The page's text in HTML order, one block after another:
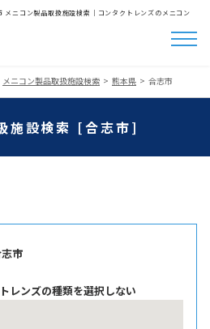
メニコン製品取扱施設検索│コンタクトレンズのメニコン
メニコン製品取扱施設検索 熊本県 合志市
施設検索 [合志市]
市
レンズの種類を選択しない